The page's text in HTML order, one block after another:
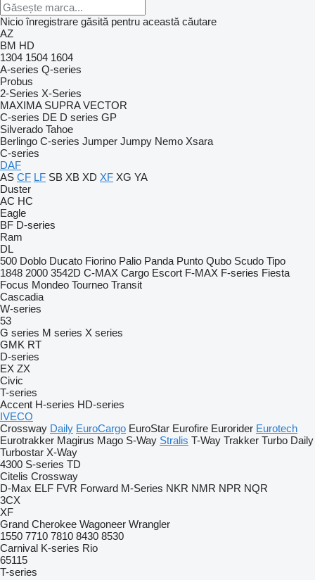
Nicio înregistrare găsită pentru această căutare
AZ
BM HD
1304 1504 1604
A-series Q-series
Probus
2-Series X-Series
MAXIMA SUPRA VECTOR
C-series DE D series GP
Silverado Tahoe
Berlingo C-series Jumper Jumpy Nemo Xsara
C-series
DAF
AS CF LF SB XB XD XF XG YA
Duster
AC HC
Eagle
BF D-series
Ram
DL
500 Doblo Ducato Fiorino Palio Panda Punto Qubo Scudo Tipo
1848 2000 3542D C-MAX Cargo Escort F-MAX F-series Fiesta
Focus Mondeo Tourneo Transit
Cascadia
W-series
53
G series M series X series
GMK RT
D-series
EX ZX
Civic
T-series
Accent H-series HD-series
IVECO
Crossway Daily EuroCargo EuroStar Eurofire Eurorider Eurotech
Eurotrakker Magirus Mago S-Way Stralis T-Way Trakker Turbo Daily
Turbostar X-Way
4300 S-series TD
Citelis Crossway
D-Max ELF FVR Forward M-Series NKR NMR NPR NQR
3CX
XF
Grand Cherokee Wagoneer Wrangler
1550 7710 7810 8430 8530
Carnival K-series Rio
65115
T-series